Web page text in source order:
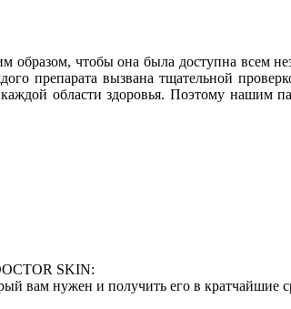
чтобы она была доступна всем
препарата вызвана тщательной
области здоровья. Поэтому нашим
SKIN:
вам нужен и получить его в кратчайшие